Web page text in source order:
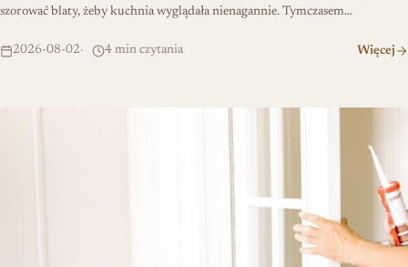
szorować blaty, żeby kuchnia wyglądała nienagannie. Tymczasem…
2026-08-02 4 min czytania Więcej